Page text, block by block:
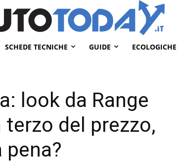
SCHEDE TECNICHE GUIDE ECOLOGICHE
look da Range
terzo del prezzo,
pena?